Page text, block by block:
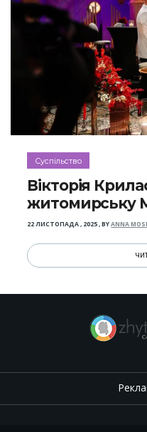
Суспільство
Вікторія
житомирську
22 ЛИСТОПАДА , 2025,BYANNA